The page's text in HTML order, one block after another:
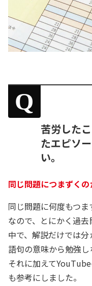
Q
苦労した
たエピソ
い。
同じ問題につまずくの
同じ問題に何度もつま
なので、とにかく過
中で、解説だけでは分
語句の意味から勉強し
それに加えて
も参考にしました。